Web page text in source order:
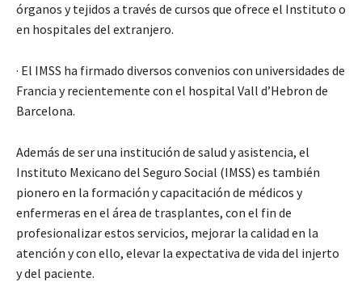
órganos y tejidos a través de cursos que ofrece el Instituto o
en hospitales del extranjero.
· El IMSS ha firmado diversos convenios con universidades de
Francia y recientemente con el hospital Vall d’Hebron de
Barcelona.
Además de ser una institución de salud y asistencia, el
Instituto Mexicano del Seguro Social (IMSS) es también
pionero en la formación y capacitación de médicos y
enfermeras en el área de trasplantes, con el fin de
profesionalizar estos servicios, mejorar la calidad en la
atención y con ello, elevar la expectativa de vida del injerto
y del paciente.